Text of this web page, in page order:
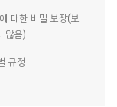
대한 비밀 보장(보
않음)
규정